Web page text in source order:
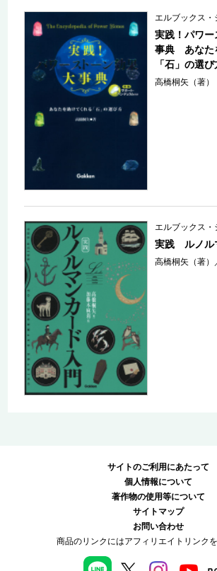
エルブックス・
実践！パワ
事典 あなた
「石」の選び
高橋桐矢（著）
エルブックス・
実践 ルノル
高橋桐矢（著）
サイトのご利用にあたって
個人情報について
著作物の使用等について
サイトマップ
お問い合わせ
商品のリンクにはアフィリエイトリンクを